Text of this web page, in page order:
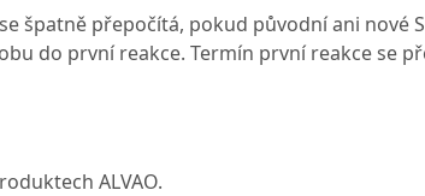
špatně přepočítá, pokud původní ani nové
do první reakce. Termín první reakce se
ALVAO.